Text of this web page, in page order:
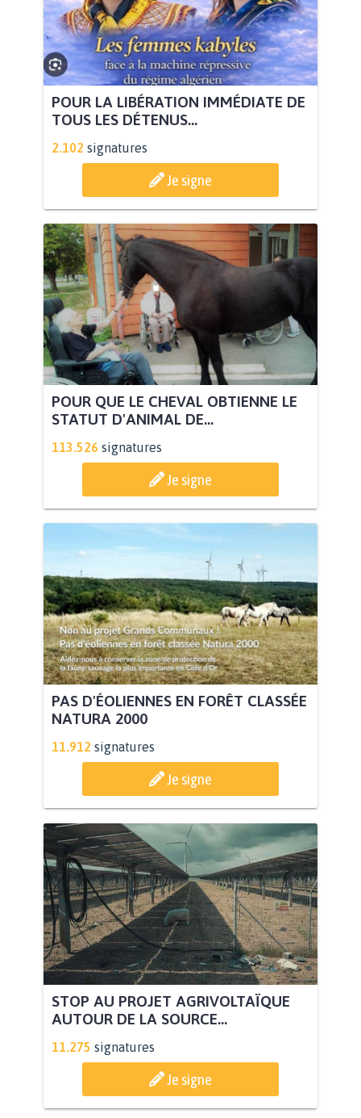
POUR LA LIBÉRATION IMMÉDIATE DE
TOUS LES DÉTENUS...
2.102 signatures
Je signe
POUR QUE LE CHEVAL OBTIENNE LE
STATUT D'ANIMAL DE...
113.526 signatures
Je signe
PAS D'ÉOLIENNES EN FORÊT CLASSÉE
NATURA 2000
11.912 signatures
Je signe
STOP AU PROJET AGRIVOLTAÏQUE
AUTOUR DE LA SOURCE...
11.275 signatures
Je signe